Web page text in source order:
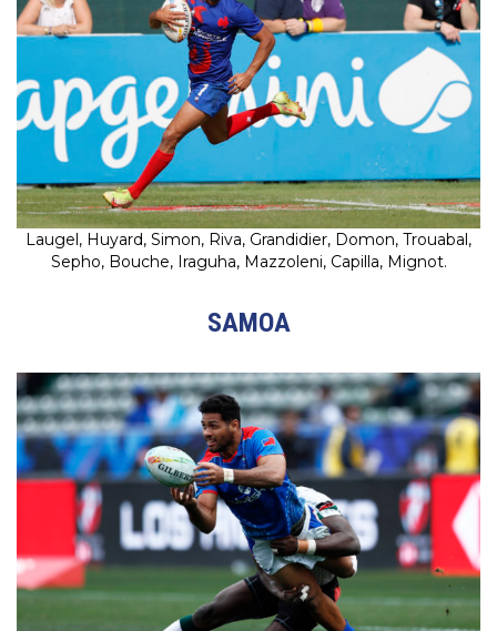
Laugel, Huyard, Simon, Riva, Grandidier, Domon, Trouabal,
Sepho, Bouche, Iraguha, Mazzoleni, Capilla, Mignot.
SAMOA